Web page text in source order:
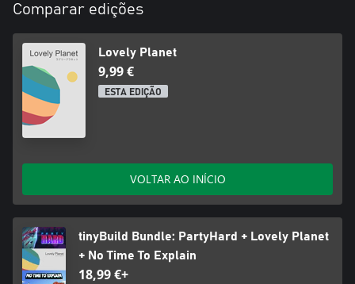
Comparar edições
Lovely Planet
9,99 €
ESTA EDIÇÃO
VOLTAR AO INÍCIO
tinyBuild Bundle: PartyHard + Lovely Planet
+ No Time To Explain
18,99 €+